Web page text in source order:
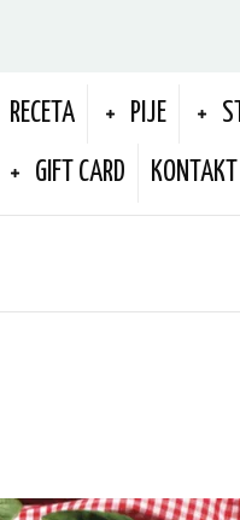
RECETA PIJE
GIFT CARD KONTAKT